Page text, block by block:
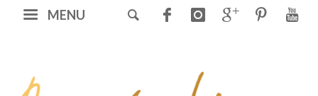
MENU